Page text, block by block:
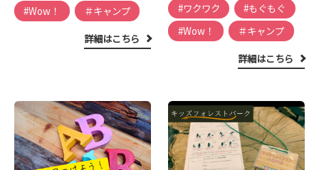
#Wow！
＃キャンプ
詳細はこちら
#ワクワク
#もぐもぐ
#Wow！
＃キャンプ
詳細はこちら